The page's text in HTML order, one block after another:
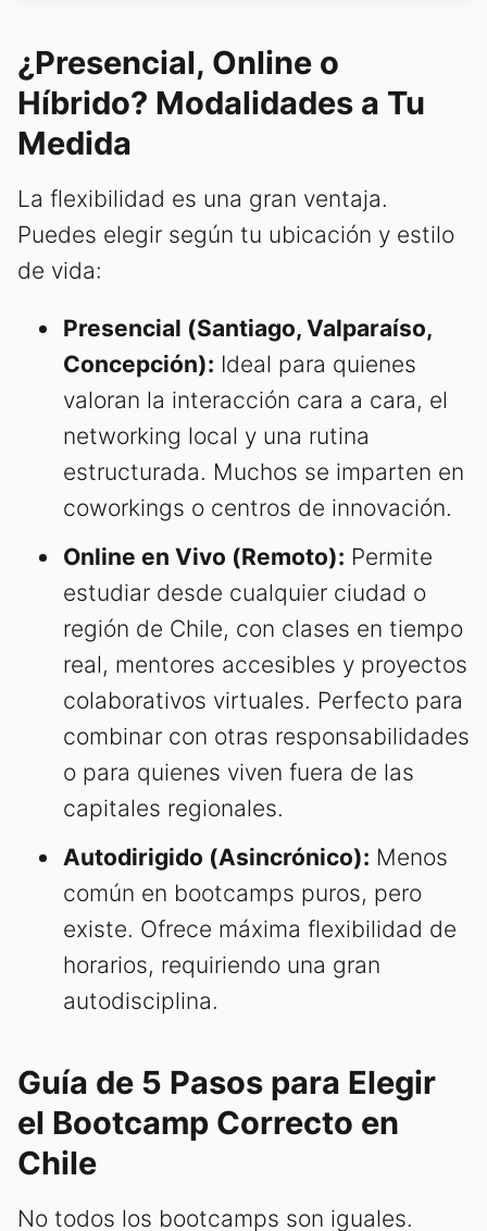
¿Presencial, Online o
Híbrido? Modalidades a Tu
Medida
La flexibilidad es una gran ventaja.
Puedes elegir según tu ubicación y estilo
de vida:
Presencial (Santiago, Valparaíso,
Concepción): Ideal para quienes
valoran la interacción cara a cara, el
networking local y una rutina
estructurada. Muchos se imparten en
coworkings o centros de innovación.
Online en Vivo (Remoto): Permite
estudiar desde cualquier ciudad o
región de Chile, con clases en tiempo
real, mentores accesibles y proyectos
colaborativos virtuales. Perfecto para
combinar con otras responsabilidades
o para quienes viven fuera de las
capitales regionales.
Autodirigido (Asincrónico): Menos
común en bootcamps puros, pero
existe. Ofrece máxima flexibilidad de
horarios, requiriendo una gran
autodisciplina.
Guía de 5 Pasos para Elegir
el Bootcamp Correcto en
Chile
No todos los bootcamps son iguales.